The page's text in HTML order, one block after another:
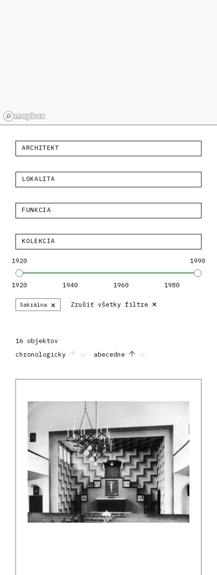
ARCHITEKT
LOKALITA
FUNKCIA
KOLEKCIA
1920 1990
1920 1940 1960 1980
Sakrálna × Zrušiť všetky filtre ×
16 objektov
chronologicky
abecedne